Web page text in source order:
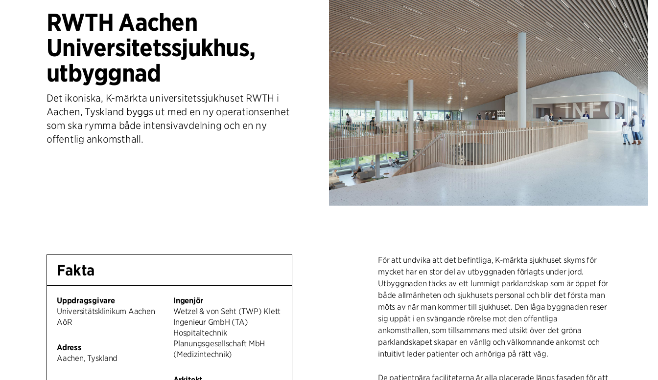
RWTH Aachen
Universitetssjukhus,
utbyggnad
Det ikoniska, K-märkta universitetssjukhuset RWTH i
Aachen, Tyskland byggs ut med en ny operationsenhet
som ska rymma både intensivavdelning och en ny
offentlig ankomsthall.
Fakta
Uppdragsgivare
Universitätsklinikum Aachen
AöR
Adress
Aachen, Tyskland
Ingenjör
Wetzel & von Seht (TWP) Klett
Ingenieur GmbH (TA)
Hospitaltechnik
Planungsgesellschaft MbH
(Medizintechnik)
För att undvika att det befintliga, K-märkta sjukhuset skyms för
mycket har en stor del av utbyggnaden förlagts under jord.
Utbyggnaden täcks av ett lummigt parklandskap som är öppet för
både allmänheten och sjukhusets personal och blir det första man
möts av när man kommer till sjukhuset. Den låga byggnaden reser
sig uppåt i en svängande rörelse mot den offentliga
ankomsthallen, som tillsammans med utsikt över det gröna
parklandskapet skapar en vänllg och välkomnande ankomst och
intuitivt leder patienter och anhöriga på rätt väg.
De patientnära faciliteterna är alla placerade längs fasaden för att